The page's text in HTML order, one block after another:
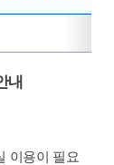
내
이용이 필요